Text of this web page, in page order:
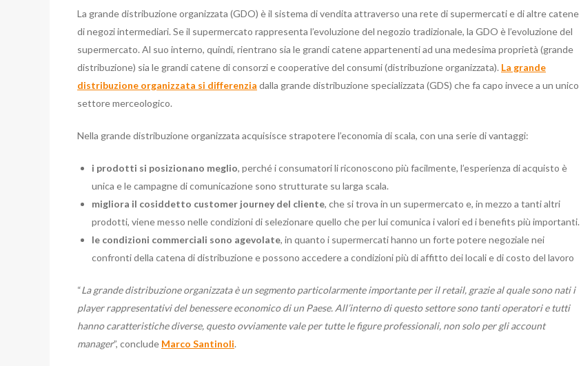
La grande distribuzione organizzata (GDO) è il sistema di vendita attraverso una rete di supermercati e di altre catene
di negozi intermediari. Se il supermercato rappresenta l’evoluzione del negozio tradizionale, la GDO è l’evoluzione del
supermercato. Al suo interno, quindi, rientrano sia le grandi catene appartenenti ad una medesima proprietà (grande
distribuzione) sia le grandi catene di consorzi e cooperative del consumi (distribuzione organizzata). La grande
distribuzione organizzata si differenzia dalla grande distribuzione specializzata (GDS) che fa capo invece a un unico
settore merceologico.
Nella grande distribuzione organizzata acquisisce strapotere l’economia di scala, con una serie di vantaggi:
i prodotti si posizionano meglio, perché i consumatori li riconoscono più facilmente, l’esperienza di acquisto è
unica e le campagne di comunicazione sono strutturate su larga scala.
migliora il cosiddetto customer journey del cliente, che si trova in un supermercato e, in mezzo a tanti altri
prodotti, viene messo nelle condizioni di selezionare quello che per lui comunica i valori ed i benefits più importanti.
le condizioni commerciali sono agevolate, in quanto i supermercati hanno un forte potere negoziale nei
confronti della catena di distribuzione e possono accedere a condizioni più di affitto dei locali e di costo del lavoro
“La grande distribuzione organizzata è un segmento particolarmente importante per il retail, grazie al quale sono nati i
player rappresentativi del benessere economico di un Paese. All’interno di questo settore sono tanti operatori e tutti
hanno caratteristiche diverse, questo ovviamente vale per tutte le figure professionali, non solo per gli account
manager”, conclude Marco Santinoli.